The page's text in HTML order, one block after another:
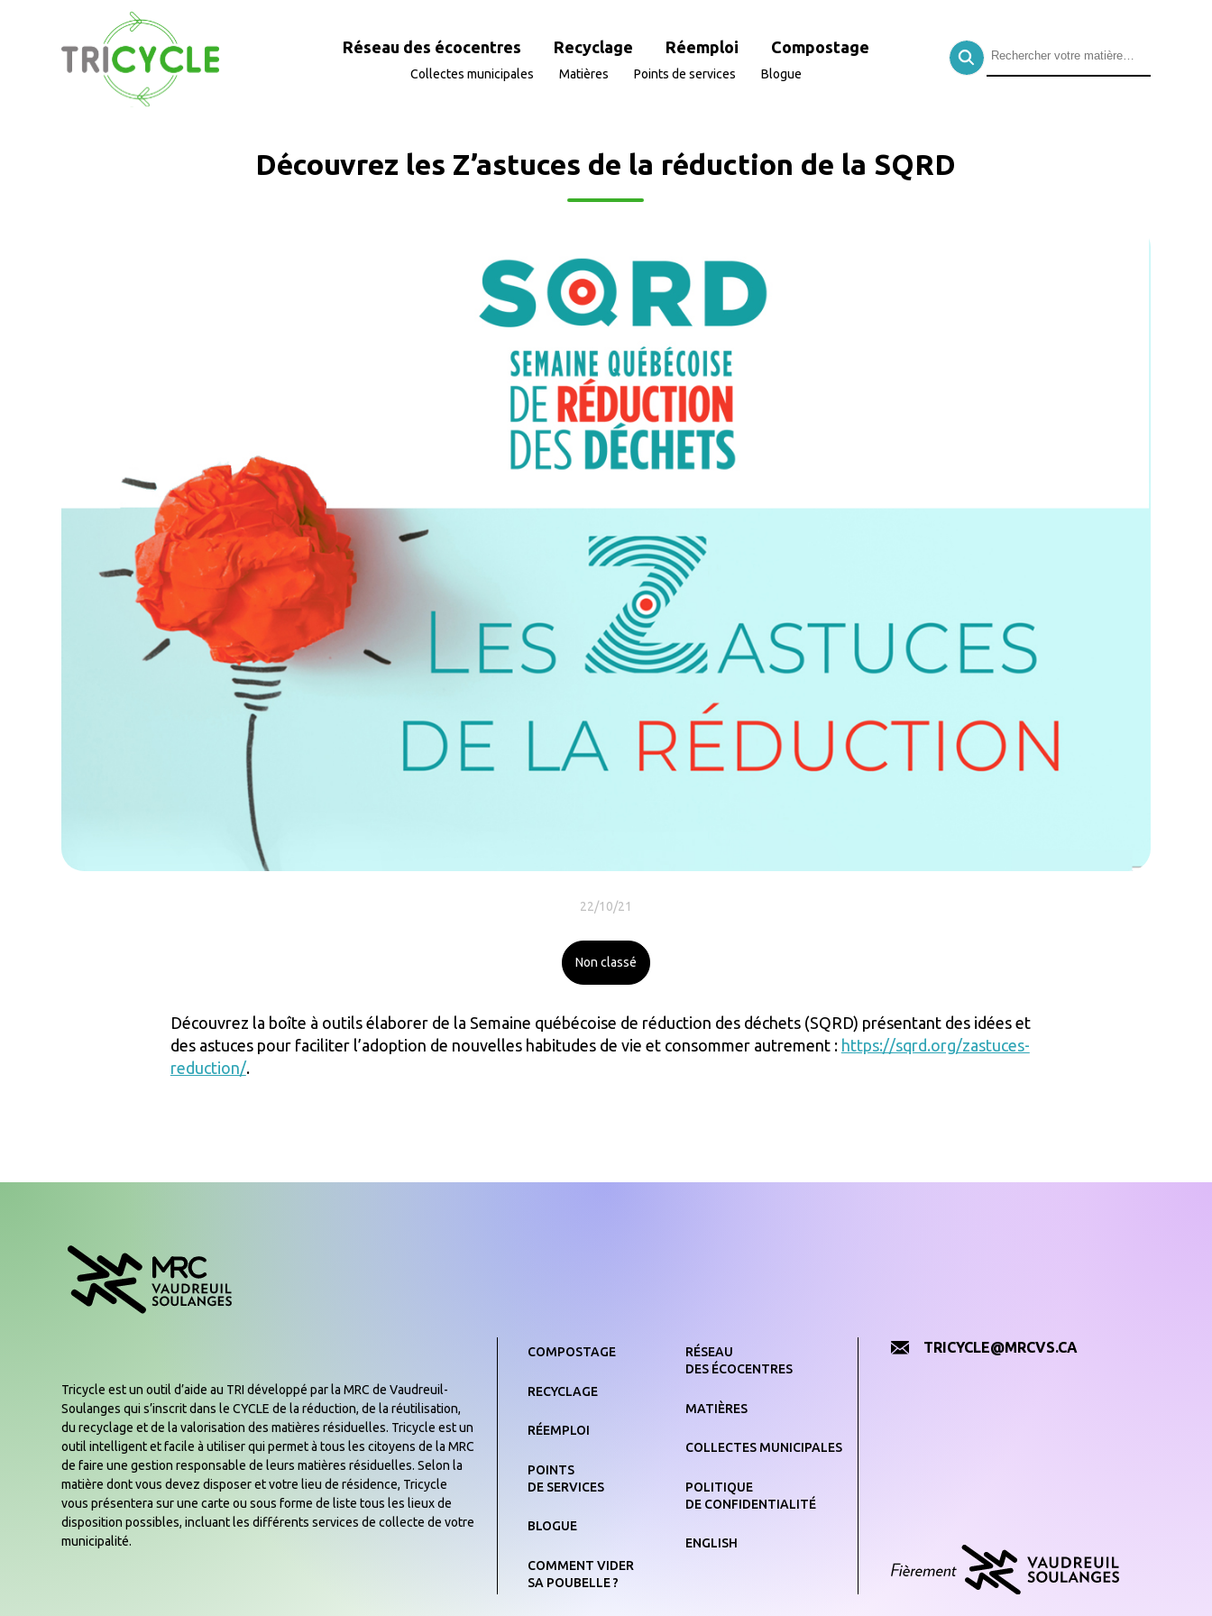
Réseau des écocentres Recyclage Réemploi Compostage
Collectes municipales Matières Points de services Blogue
Découvrez les Z’astuces de la réduction de la SQRD
22/10/21
Non classé
Découvrez la boîte à outils élaborer de la Semaine québécoise de réduction des déchets (SQRD) présentant des idées et
des astuces pour faciliter l’adoption de nouvelles habitudes de vie et consommer autrement : https://sqrd.org/zastuces-
reduction/.
Tricycle est un outil d’aide au TRI développé par la MRC de Vaudreuil-
Soulanges qui s’inscrit dans le CYCLE de la réduction, de la réutilisation,
du recyclage et de la valorisation des matières résiduelles. Tricycle est un
outil intelligent et facile à utiliser qui permet à tous les citoyens de la MRC
de faire une gestion responsable de leurs matières résiduelles. Selon la
matière dont vous devez disposer et votre lieu de résidence, Tricycle
vous présentera sur une carte ou sous forme de liste tous les lieux de
disposition possibles, incluant les différents services de collecte de votre
municipalité.
COMPOSTAGE
RECYCLAGE
RÉEMPLOI
POINTS
DE SERVICES
BLOGUE
COMMENT VIDER
SA POUBELLE ?
RÉSEAU
DES ÉCOCENTRES
MATIÈRES
COLLECTES MUNICIPALES
POLITIQUE
DE CONFIDENTIALITÉ
ENGLISH
TRICYCLE@MRCVS.CA